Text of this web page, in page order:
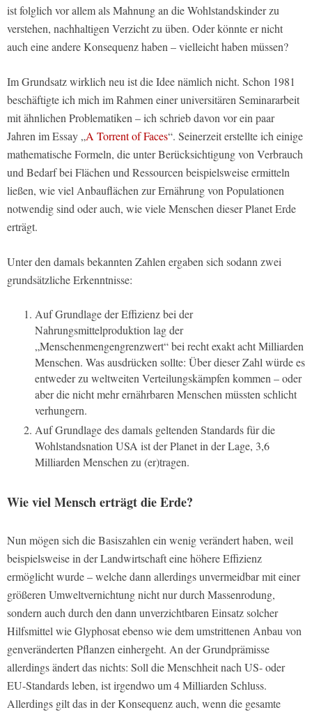
ist folglich vor allem als Mahnung an die Wohlstandskinder zu
verstehen, nachhaltigen Verzicht zu üben. Oder könnte er nicht
auch eine andere Konsequenz haben – vielleicht haben müssen?
Im Grundsatz wirklich neu ist die Idee nämlich nicht. Schon 1981
beschäftigte ich mich im Rahmen einer universitären Seminararbeit
mit ähnlichen Problematiken – ich schrieb davon vor ein paar
Jahren im Essay „A Torrent of Faces“. Seinerzeit erstellte ich einige
mathematische Formeln, die unter Berücksichtigung von Verbrauch
und Bedarf bei Flächen und Ressourcen beispielsweise ermitteln
ließen, wie viel Anbauflächen zur Ernährung von Populationen
notwendig sind oder auch, wie viele Menschen dieser Planet Erde
erträgt.
Unter den damals bekannten Zahlen ergaben sich sodann zwei
grundsätzliche Erkenntnisse:
Auf Grundlage der Effizienz bei der
Nahrungsmittelproduktion lag der
„Menschenmengengrenzwert“ bei recht exakt acht Milliarden
Menschen. Was ausdrücken sollte: Über dieser Zahl würde es
entweder zu weltweiten Verteilungskämpfen kommen – oder
aber die nicht mehr ernährbaren Menschen müssten schlicht
verhungern.
Auf Grundlage des damals geltenden Standards für die
Wohlstandsnation USA ist der Planet in der Lage, 3,6
Milliarden Menschen zu (er)tragen.
Wie viel Mensch erträgt die Erde?
Nun mögen sich die Basiszahlen ein wenig verändert haben, weil
beispielsweise in der Landwirtschaft eine höhere Effizienz
ermöglicht wurde – welche dann allerdings unvermeidbar mit einer
größeren Umweltvernichtung nicht nur durch Massenrodung,
sondern auch durch den dann unverzichtbaren Einsatz solcher
Hilfsmittel wie Glyphosat ebenso wie dem umstrittenen Anbau von
genveränderten Pflanzen einhergeht. An der Grundprämisse
allerdings ändert das nichts: Soll die Menschheit nach US- oder
EU-Standards leben, ist irgendwo um 4 Milliarden Schluss.
Allerdings gilt das in der Konsequenz auch, wenn die gesamte